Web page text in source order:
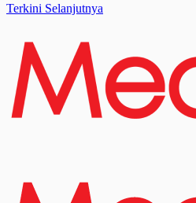
Terkini Selanjutnya